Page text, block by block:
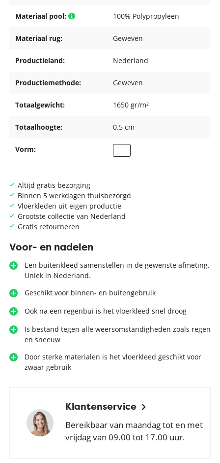
Altijd gratis bezorging
Binnen 5 werkdagen thuisbezorgd
Vloerkleden uit eigen productie
Grootste collectie van Nederland
Gratis retourneren
Voor- en nadelen
Een buitenkleed samenstellen in de gewenste afmeting.
Uniek in Nederland.
Geschikt voor binnen- en buitengebruik
Ook na een regenbui is het vloerkleed snel droog
Is bestand tegen alle weersomstandigheden zoals regen
en sneeuw
Door sterke materialen is het vloerkleed geschikt voor
zwaar gebruik
Klantenservice
Bereikbaar van maandag tot en met
vrijdag van 09.00 tot 17.00 uur.
Materiaal pool: 100% Polypropyleen
Materiaal rug: Geweven
Productieland: Nederland
Productiemethode: Geweven
Totaalgewicht: 1650 gr/m²
Totaalhoogte: 0.5 cm
Vorm: